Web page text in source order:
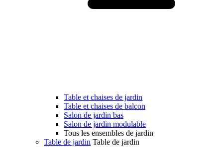
Table et chaises de jardin
Table et chaises de balcon
Salon de jardin bas
Salon de jardin modulable
Tous les ensembles de jardin
Table de jardin Table de jardin